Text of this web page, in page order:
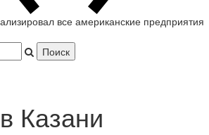
все американские предприятия
Казани